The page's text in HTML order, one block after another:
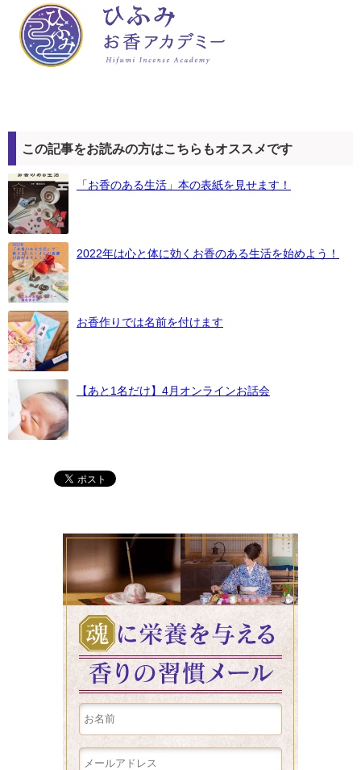
この記事をお読みの方はこちらもオススメです
「お香のある生活」本の表紙を見せます！
2022年は心と体に効くお香のある生活を始めよう！
お香作りでは名前を付けます
【あと1名だけ】4月オンラインお話会